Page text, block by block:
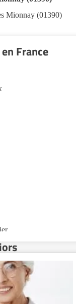
Mionnay (01390)
France